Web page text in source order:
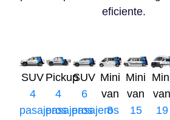
eficiente.
SUV
4
pasajeros
Pickup
4
pasajeros
SUV
6
pasajeros
Mini
van
8
Mini
van
15
van
19